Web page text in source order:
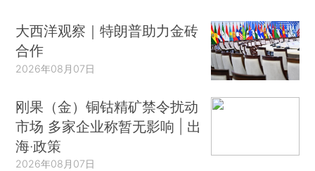
大西洋观察｜特朗普助力金砖
合作
2026年08月07日
刚果（金）铜钴精矿禁令扰动
市场 多家企业称暂无影响 | 出
海·政策
2026年08月07日